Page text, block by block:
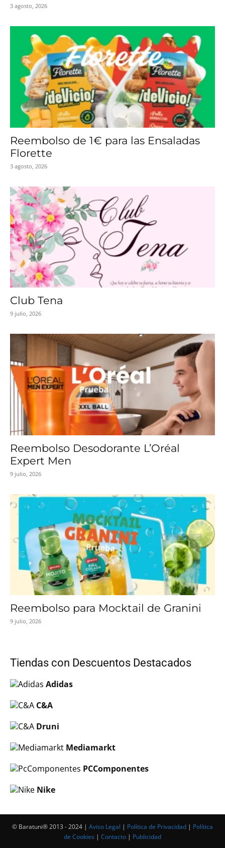
3 agosto, 2026
Reembolso de 1€ para las Ensaladas
Florette
3 agosto, 2026
Club Tena
9 julio, 2026
Reembolso Desodorante L’Oréal
Expert Men
9 julio, 2026
Reembolso para Mocktail de Granini
9 julio, 2026
Tiendas con Descuentos Destacados
Adidas
C&A
Druni
Mediamarkt
PCComponentes
Nike
© Baratuni®‎ 2013 - 2024 | Aviso Legal | Política de Privacidad | Política
de Cookies | Contacto | Publicidad